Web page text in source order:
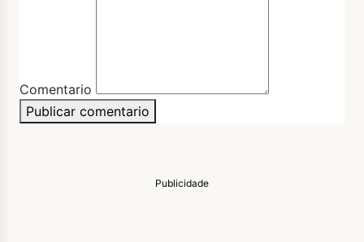
Comentario
Publicar comentario
Publicidade